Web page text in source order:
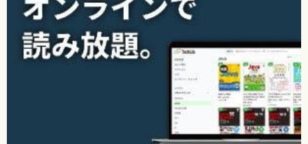
14-1 ICMP
14-1-1 到達不可
14-1-2 リダイレクト
14-1-3 時間超過
14-1-4 エコー要求と応答
14-2 ICMPを利用した管理ツール